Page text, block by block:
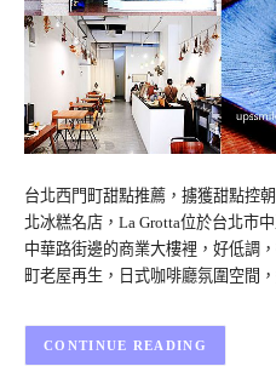
台北西門町甜點推薦，擄獲甜點控
北冰糕名店，La Grotta位於台北市
中華路街邊的商業大樓裡，好低調
町老屋再生，日式咖啡廳氛圍空間
CONTINUE READING